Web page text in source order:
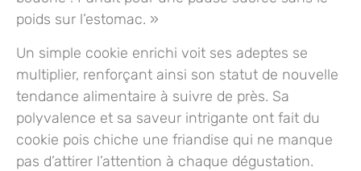
poids sur l’estomac. »
Un simple cookie enrichi voit ses adeptes se
multiplier, renforçant ainsi son statut de nouvelle
tendance alimentaire à suivre de près. Sa
polyvalence et sa saveur intrigante ont fait du
cookie pois chiche une friandise qui ne manque
pas d’attirer l’attention à chaque dégustation.